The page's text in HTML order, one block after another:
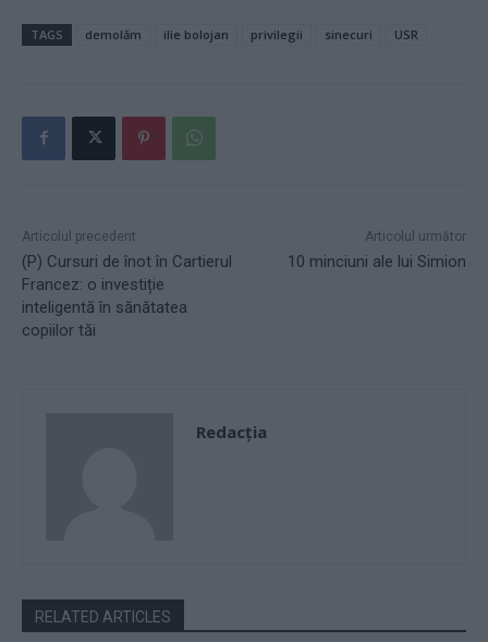
TAGS demolăm ilie bolojan privilegii sinecuri USR
Articolul precedent
(P) Cursuri de înot în Cartierul
Francez: o investiție
inteligentă în sănătatea
copiilor tăi
Articolul următor
10 minciuni ale lui Simion
Redacţia
RELATED ARTICLES